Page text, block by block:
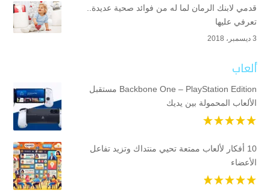
قدمي لابنك الرمان لما له من فوائد صحية عديدة..
تعرفي عليها
3 ديسمبر، 2018
ألعاب
Backbone One – PlayStation Edition مستقبل
الألعاب المحمولة بين يديك
10 أفكار لألعاب ممتعة تحيي منتداك وتزيد تفاعل
الأعضاء